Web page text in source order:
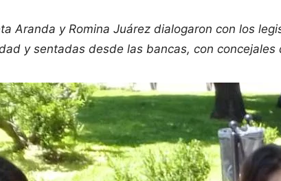
Aranda y Romina Juárez dialogaron con los
y sentadas desde las bancas, con concejales